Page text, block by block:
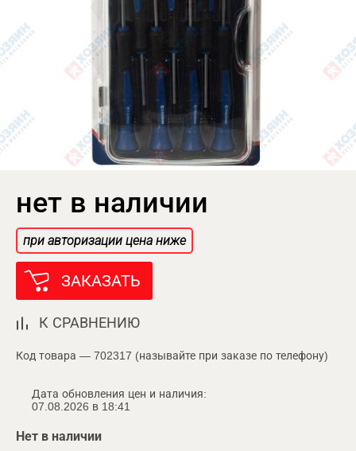
нет в наличии
при авторизации цена ниже
ЗАКАЗАТЬ
К СРАВНЕНИЮ
Код товара — 702317 (называйте при заказе по телефону)
Дата обновления цен и наличия:
07.08.2026 в 18:41
Нет в наличии